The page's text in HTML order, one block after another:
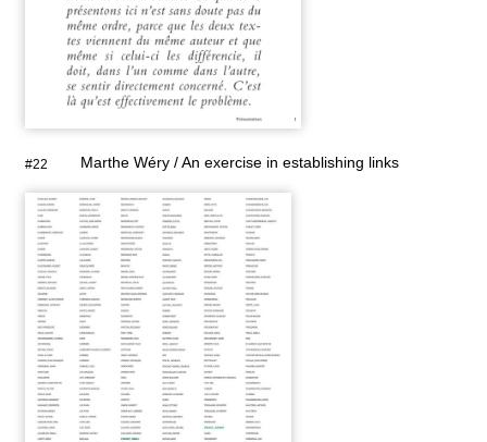
#22 Marthe Wéry / An exercise in establishing links